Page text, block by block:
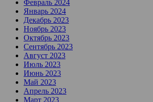
Февраль 2024
Январь 2024
Декабрь 2023
Ноябрь 2023
Октябрь 2023
Сентябрь 2023
Август 2023
Июль 2023
Июнь 2023
Май 2023
Апрель 2023
Март 2023